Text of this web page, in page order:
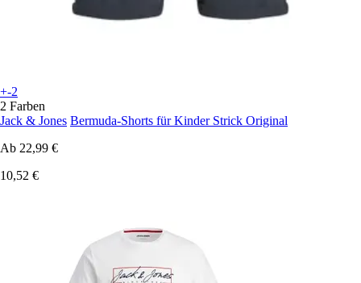
+-2
2 Farben
Jack & Jones Bermuda-Shorts für Kinder Strick Original
Ab 22,99 €
10,52 €